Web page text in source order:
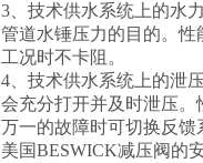
3、技术供水系统上的水
管道水锤压力的目的。
工况时不卡阻。
4、技术供水系统上的泄
会充分打开并及时泄压
万一的故障时可切换反
美国BESWICK减压阀的